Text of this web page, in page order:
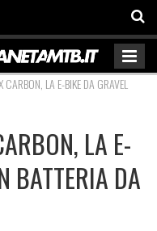
CARBON, LA E-BIKE DA GRAVEL
LA E-
BATTERIA DA